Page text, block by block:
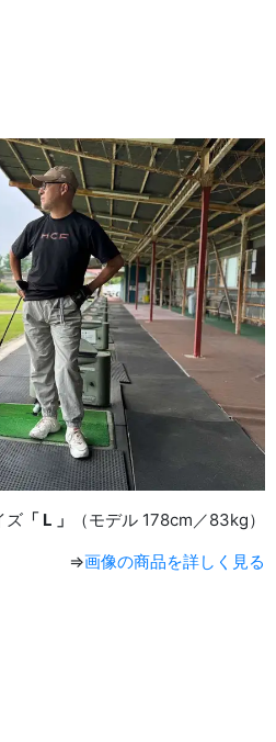
ズ 「 L 」
（モデル 178cm／83kg）
⇒画像の商品を詳しく見る